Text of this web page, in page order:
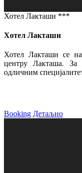
Хотел Лакташи ***
Хотел Лакташи
Хотел Лакташи се
центру Лакташа. За
одличним
Booking Детаљно